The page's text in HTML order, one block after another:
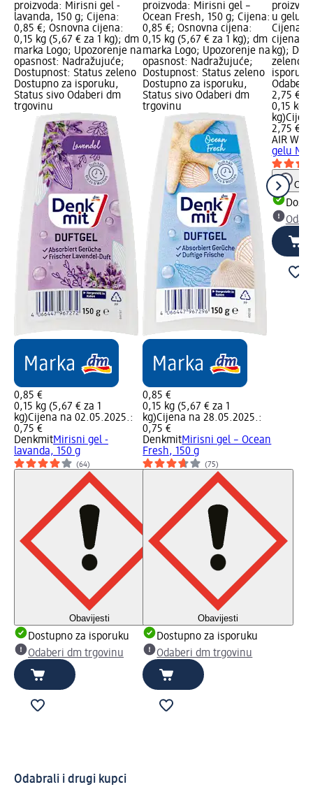
proizvoda: Mirisni gel -
lavanda, 150 g; Cijena:
0,85 €; Osnovna cijena:
0,15 kg (5,67 € za 1 kg); dm
marka Logo; Upozorenje na
opasnost: Nadražujuće;
Dostupnost: Status zeleno
Dostupno za isporuku,
Status sivo Odaberi dm
trgovinu
0,85 €
0,15 kg (5,67 € za 1
kg)Cijena na 02.05.2025.:
0,75 €
DenkmitMirisni gel -
lavanda, 150 g
(64)
Obavijesti
Dostupno za isporuku
Odaberi dm trgovinu
proizvoda: Mirisni gel –
Ocean Fresh, 150 g; Cijena:
0,85 €; Osnovna cijena:
0,15 kg (5,67 € za 1 kg); dm
marka Logo; Upozorenje na
opasnost: Nadražujuće;
Dostupnost: Status zeleno
Dostupno za isporuku,
Status sivo Odaberi dm
trgovinu
0,85 €
0,15 kg (5,67 € za 1
kg)Cijena na 28.05.2025.:
0,75 €
DenkmitMirisni gel – Ocean
Fresh, 150 g
(75)
Obavijesti
Dostupno za isporuku
Odaberi dm trgovinu
u gelu
Cijena:
cijena:
kg);
zeleno
Odaberi
2,75 €
0,15 kg
kg)
2,75 €
AIR
gelu
Odabrali i drugi kupci